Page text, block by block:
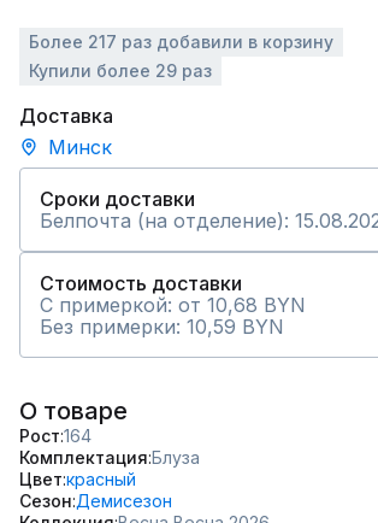
Более 217 раз добавили в корзину
Купили более 29 раз
Доставка
Минск
Сроки доставки
Белпочта (на отделение):
Стоимость доставки
С примеркой: от 10,68 BYN
Без примерки: 10,59 BYN
О товаре
Рост 164
Комплектация Блуза
Цвет красный
Сезон Демисезон